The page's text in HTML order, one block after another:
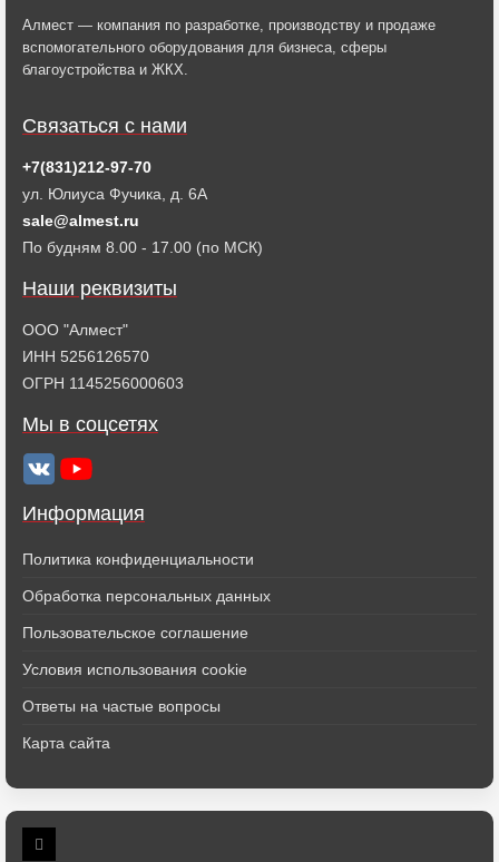
Алмест — компания по разработке, производству и продаже
вспомогательного оборудования для бизнеса, сферы
благоустройства и ЖКХ.
Информация
Политика конфиденциальности
Обработка персональных данных
Пользовательское соглашение
Условия использования cookie
Ответы на частые вопросы
Карта сайта
Связаться с нами
+7(831)212-97-70
ул. Юлиуса Фучика, д. 6А
sale@almest.ru
По будням 8.00 - 17.00 (по МСК)
Наши реквизиты
ООО "Алмест"
ИНН 5256126570
ОГРН 1145256000603
Мы в соцсетях